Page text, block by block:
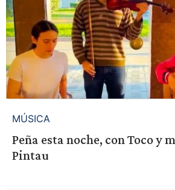
MÚSICA
Peña esta noche, con Toco y
Pintau